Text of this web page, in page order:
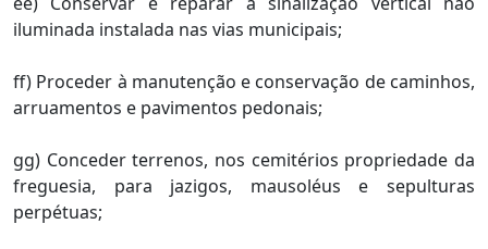
iluminada instalada nas vias municipais;
ff) Proceder à manutenção e conservação de caminhos,
arruamentos e pavimentos pedonais;
gg) Conceder terrenos, nos cemitérios propriedade da
freguesia, para jazigos, mausoléus e sepulturas
perpétuas;